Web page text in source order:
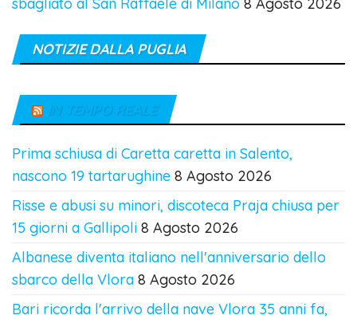
NOTIZIE DALLA PUGLIA
IN TEMPO REALE
Prima schiusa di Caretta caretta in Salento,
nascono 19 tartarughine 8 Agosto 2026
Risse e abusi su minori, discoteca Praja chiusa per
15 giorni a Gallipoli 8 Agosto 2026
Albanese diventa italiano nell'anniversario dello
sbarco della Vlora 8 Agosto 2026
Bari ricorda l'arrivo della nave Vlora 35 anni fa,